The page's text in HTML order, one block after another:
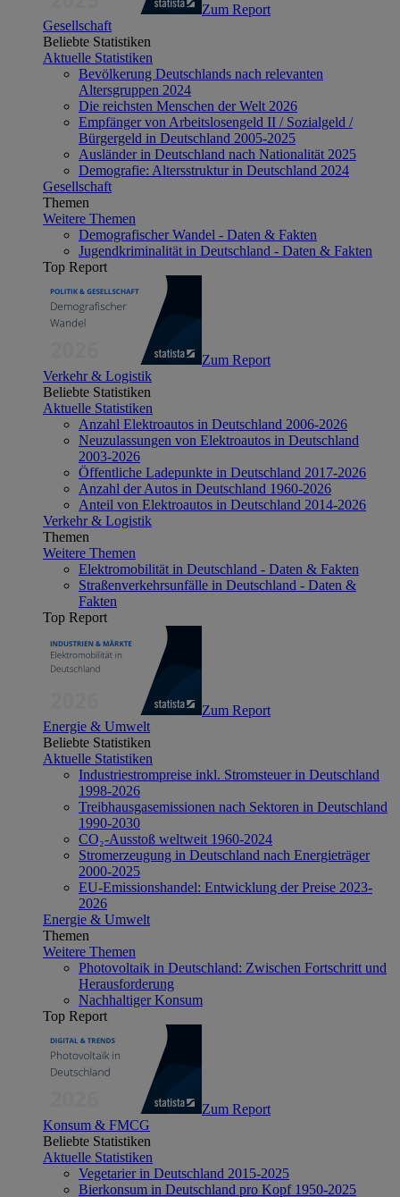
Zum Report
Gesellschaft
Beliebte Statistiken
Aktuelle Statistiken
Bevölkerung Deutschlands nach relevanten
Altersgruppen 2024
Die reichsten Menschen der Welt 2026
Empfänger von Arbeitslosengeld II / Sozialgeld /
Bürgergeld in Deutschland 2005-2025
Ausländer in Deutschland nach Nationalität 2025
Demografie: Altersstruktur in Deutschland 2024
Gesellschaft
Themen
Weitere Themen
Demografischer Wandel - Daten & Fakten
Jugendkriminalität in Deutschland - Daten & Fakten
Top Report
Zum Report
Verkehr & Logistik
Beliebte Statistiken
Aktuelle Statistiken
Anzahl Elektroautos in Deutschland 2006-2026
Neuzulassungen von Elektroautos in Deutschland
2003-2026
Öffentliche Ladepunkte in Deutschland 2017-2026
Anzahl der Autos in Deutschland 1960-2026
Anteil von Elektroautos in Deutschland 2014-2026
Verkehr & Logistik
Themen
Weitere Themen
Elektromobilität in Deutschland - Daten & Fakten
Straßenverkehrsunfälle in Deutschland - Daten &
Fakten
Top Report
Zum Report
Energie & Umwelt
Beliebte Statistiken
Aktuelle Statistiken
Industriestrompreise inkl. Stromsteuer in Deutschland
1998-2026
Treibhausgasemissionen nach Sektoren in Deutschland
1990-2030
CO₂-Ausstoß weltweit 1960-2024
Stromerzeugung in Deutschland nach Energieträger
2000-2025
EU-Emissionshandel: Entwicklung der Preise 2023-
2026
Energie & Umwelt
Themen
Weitere Themen
Photovoltaik in Deutschland: Zwischen Fortschritt und
Herausforderung
Nachhaltiger Konsum
Top Report
Zum Report
Konsum & FMCG
Beliebte Statistiken
Aktuelle Statistiken
Vegetarier in Deutschland 2015-2025
Bierkonsum in Deutschland pro Kopf 1950-2025